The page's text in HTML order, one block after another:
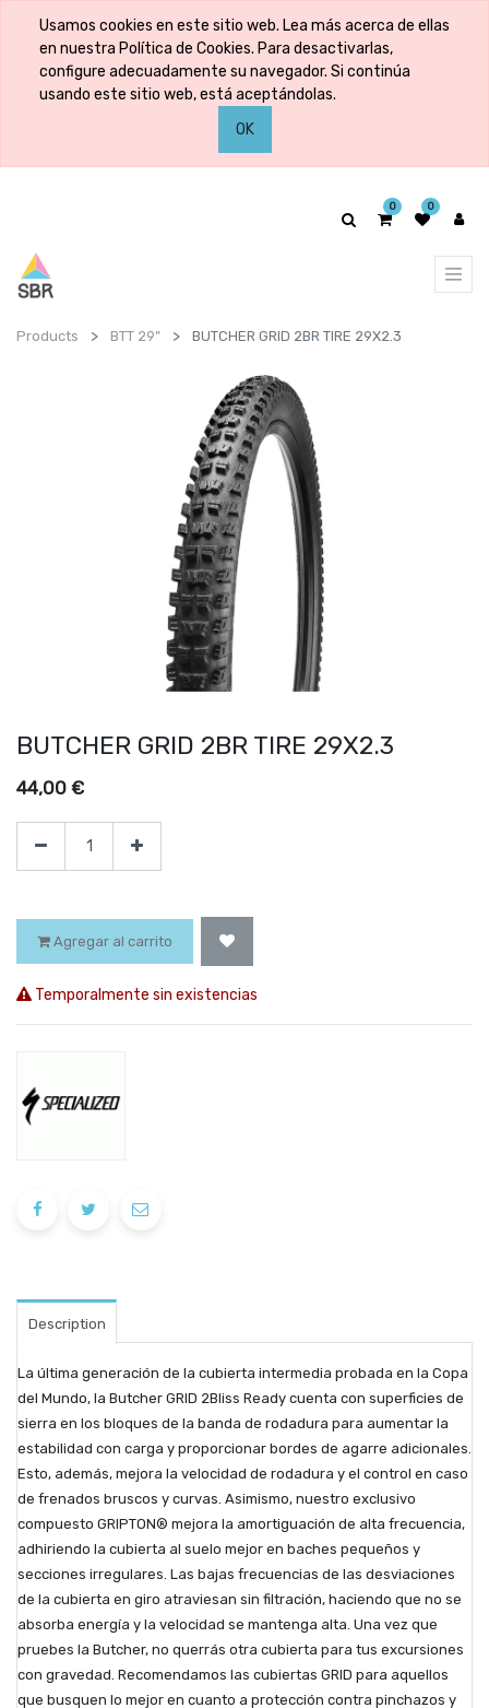
Usamos cookies en este sitio web. Lea más acerca de ellas
en nuestra Política de Cookies. Para desactivarlas,
configure adecuadamente su navegador. Si continúa
usando este sitio web, está aceptándolas.
OK
0 0
Products BTT 29” BUTCHER GRID 2BR TIRE 29X2.3
BUTCHER GRID 2BR TIRE 29X2.3
44,00 €
Agregar al carrito
Temporalmente sin existencias
Description
La última generación de la cubierta intermedia probada en la Copa
del Mundo, la Butcher GRID 2Bliss Ready cuenta con superficies de
sierra en los bloques de la banda de rodadura para aumentar la
estabilidad con carga y proporcionar bordes de agarre adicionales.
Esto, además, mejora la velocidad de rodadura y el control en caso
de frenados bruscos y curvas. Asimismo, nuestro exclusivo
compuesto GRIPTON® mejora la amortiguación de alta frecuencia,
adhiriendo la cubierta al suelo mejor en baches pequeños y
secciones irregulares. Las bajas frecuencias de las desviaciones
de la cubierta en giro atraviesan sin filtración, haciendo que no se
absorba energía y la velocidad se mantenga alta. Una vez que
pruebes la Butcher, no querrás otra cubierta para tus excursiones
con gravedad. Recomendamos las cubiertas GRID para aquellos
que busquen lo mejor en cuanto a protección contra pinchazos y